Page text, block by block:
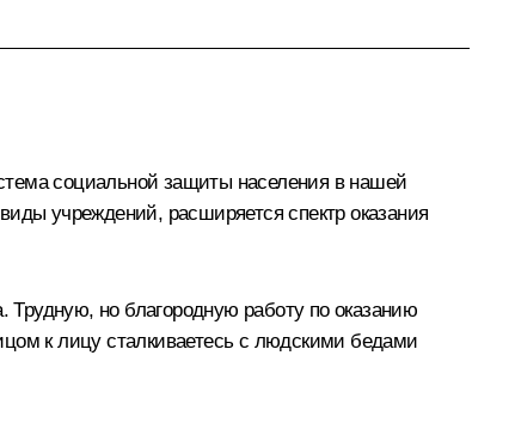
социальной защиты населения в нашей
учреждений, расширяется спектр оказания
но благородную работу по оказанию
к лицу сталкиваетесь с людскими бедами